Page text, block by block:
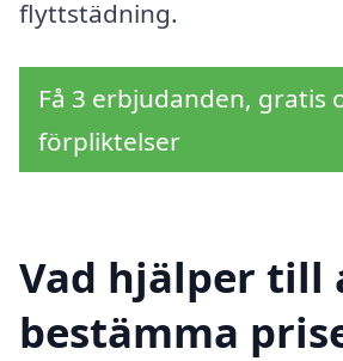
flyttstädning.
Få 3 erbjudanden, gratis
förpliktelser
Vad hjälper till
bestämma